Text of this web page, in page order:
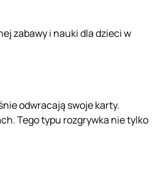
zabawy i nauki dla dzieci w
odwracają swoje karty.
Tego typu rozgrywka nie tylko